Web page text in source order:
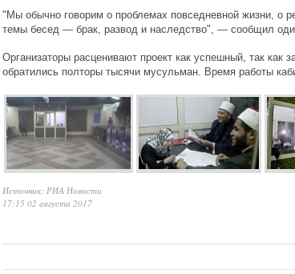
"Мы обычно говорим о проблемах повседневной жизни, о
темы бесед — брак, развод и наследство", — сообщил
Организаторы расценивают проект как успешный, так как
обратились полторы тысячи мусульман. Время работы
Источник: РИА Новости
17:15 02 августа 2017